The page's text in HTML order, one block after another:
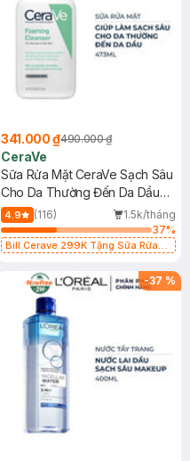
341.000 ₫490.000 ₫
CeraVe
Sữa Rửa Mặt CeraVe Sạch Sâu
Cho Da Thường Đến Da Dầu
473ml
4.9 (116)
1.5k/tháng
37%
Bill Cerave 299K Tặng Sữa Rửa
-37 %